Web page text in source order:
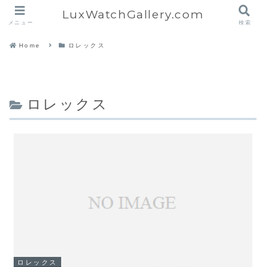
Home ロレックス
ロレックス
ロレックス
メニュー
LuxWatchGallery.com
検索